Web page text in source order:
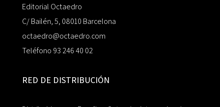
Editorial Octaedro
C/ Bailén, 5, 08010 Barcelona
octaedro@octaedro.com
Teléfono 93 246 40 02
RED DE DISTRIBUCIÓN